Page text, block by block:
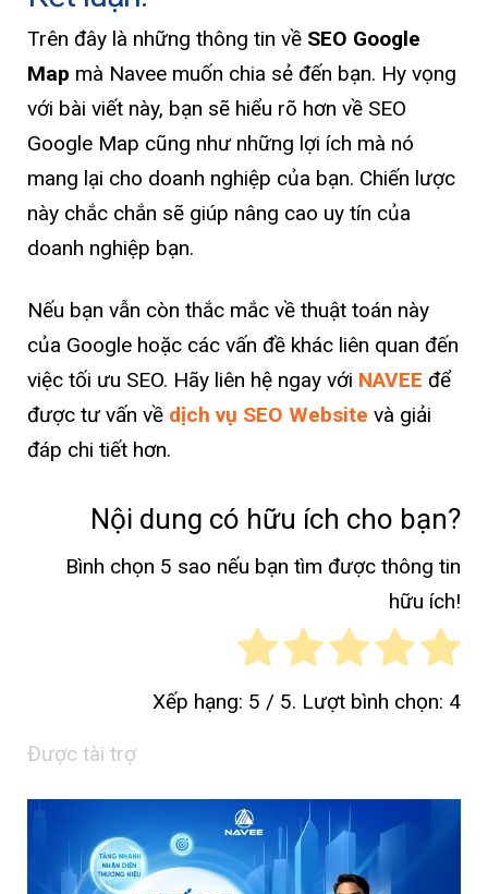
Trên đây là những thông tin về SEO Google
Map mà Navee muốn chia sẻ đến bạn. Hy vọng
với bài viết này, bạn sẽ hiểu rõ hơn về SEO
Google Map cũng như những lợi ích mà nó
mang lại cho doanh nghiệp của bạn. Chiến lược
này chắc chắn sẽ giúp nâng cao uy tín của
doanh nghiệp bạn.
Nếu bạn vẫn còn thắc mắc về thuật toán này
của Google hoặc các vấn đề khác liên quan đến
việc tối ưu SEO. Hãy liên hệ ngay với NAVEE để
được tư vấn về dịch vụ SEO Website và giải
đáp chi tiết hơn.
Nội dung có hữu ích cho bạn?
Bình chọn 5 sao nếu bạn tìm được thông tin
hữu ích!
Xếp hạng: 5 / 5. Lượt bình chọn: 4
Được tài trợ